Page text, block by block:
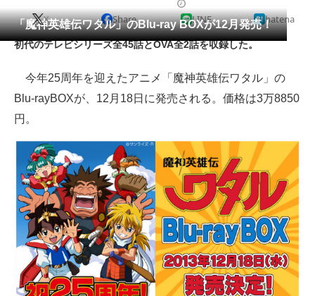
会員記事
注目記事を集めた総合ページ
スマホと通信の最新トレンド
進化するPCとデバイスの未来
好きが集まる 比べて選べる
ビジネスと働き方のヒント
AI活用のいまが分かる
企業ITのトレンドを詳説
「魔神英雄伝ワタル」のBlu-ray BOXが12月発売！
X Share LINE hatena
初代のテレビシリーズ全45話とOVA全2話を収録した。
今年25周年を迎えたアニメ「魔神英雄伝ワタル」の
Blu-rayBOXが、12月18日に発売される。価格は3万8850
円。